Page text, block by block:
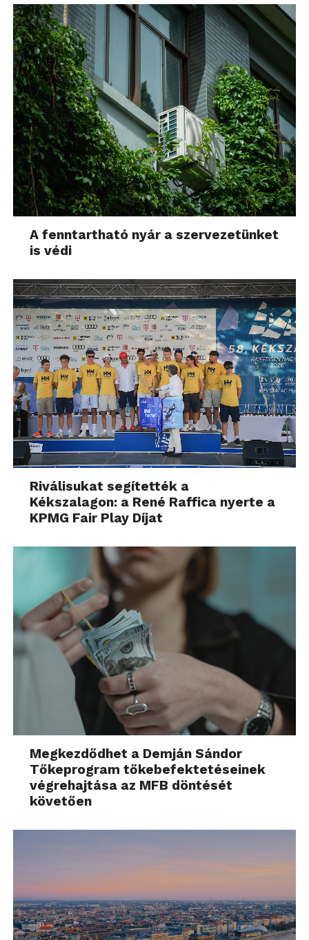
A fenntartható nyár a szervezetünket
is védi
Riválisukat segítették a
Kékszalagon: a René Raffica nyerte a
KPMG Fair Play Díjat
Megkezdődhet a Demján Sándor
Tőkeprogram tőkebefektetéseinek
végrehajtása az MFB döntését
követően